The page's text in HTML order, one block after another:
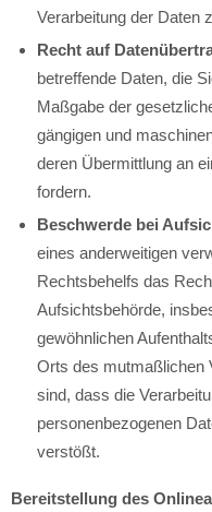
Verarbeitung der Daten
Recht auf
betreffende Daten, die
Maßgabe der
gängigen und
deren Übermittlung an
fordern.
Beschwerde bei
eines anderweitigen
Rechtsbehelfs das
Aufsichtsbehörde,
gewöhnlichen
Orts des mutmaßlichen
sind, dass die
personenbezogenen
verstößt.
Bereitstellung des